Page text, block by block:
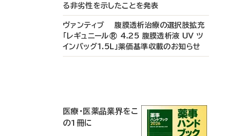
る非劣性を示したことを発表
ヴァンティブ 腹膜透析治療の選択肢拡充
「レギュニール® 4.25 腹膜透析液 UV ツ
インバッグ1.5L」薬価基準収載のお知らせ
医療・医薬品業界をこ
の1冊に